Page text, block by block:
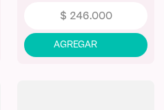
$ 246.000